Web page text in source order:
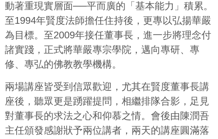
動著重現實層面──平而廣的「基本能力」積累。
至1994年賢度法師擔任住持後，更專以弘揚華嚴
為目標。至2009年接任董事長，進一步將理念付
諸實踐，正式將華嚴專宗學院，邁向專研、專
修、專弘的佛教教學機構。
兩場講座皆受到信眾歡迎，尤其在賢度董事長講
座後，聽眾更是踴躍提問，相繼排隊合影，足見
對董事長的求法之心和仰慕之情。會後由陳潤吾
主任頒發感謝狀予兩位講者，兩天的講座圓滿落